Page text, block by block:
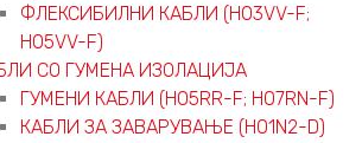
ФЛЕКСИБИЛНИ КАБЛИ (H03VV-F;
H05VV-F)
СО ГУМЕНА ИЗОЛАЦИЈА
ГУМЕНИ КАБЛИ (H05RR-F; H07RN-F)
КАБЛИ ЗА ЗАВАРУВАЊЕ (H01N2-D)